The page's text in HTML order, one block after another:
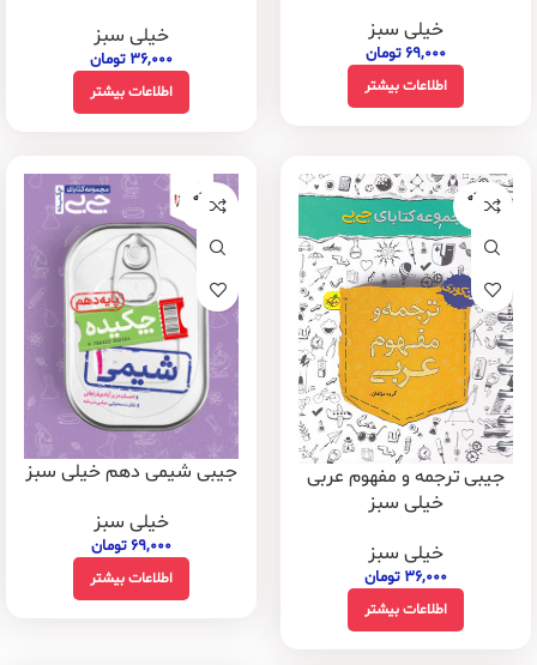
خیلی سبز
۶۹,۰۰۰ تومان
اطلاعات بیشتر
خیلی سبز
۳۶,۰۰۰ تومان
اطلاعات بیشتر
فروخته
شده
جیبی ترجمه و مفهوم عربی
خیلی سبز
خیلی سبز
۳۶,۰۰۰ تومان
اطلاعات بیشتر
فروخته
شده
جیبی شیمی دهم خیلی سبز
خیلی سبز
۶۹,۰۰۰ تومان
اطلاعات بیشتر